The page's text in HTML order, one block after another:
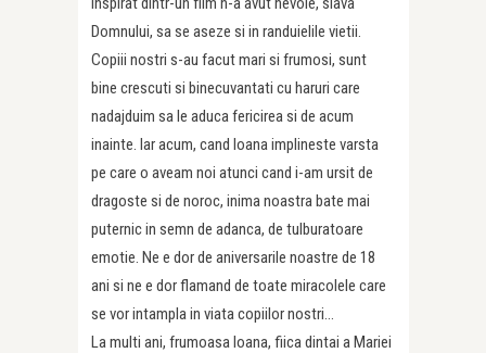
Domnului, sa se aseze si in randuielile vietii.
Copiii nostri s-au facut mari si frumosi, sunt
bine crescuti si binecuvantati cu haruri care
nadajduim sa le aduca fericirea si de acum
inainte. Iar acum, cand Ioana implineste varsta
pe care o aveam noi atunci cand i-am ursit de
dragoste si de noroc, inima noastra bate mai
puternic in semn de adanca, de tulburatoare
emotie. Ne e dor de aniversarile noastre de 18
ani si ne e dor flamand de toate miracolele care
se vor intampla in viata copiilor nostri…
La multi ani, frumoasa Ioana, fiica dintai a Mariei